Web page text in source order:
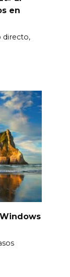
en
directo,